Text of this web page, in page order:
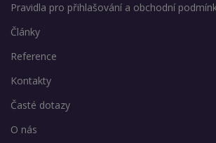
Pravidla pro přihlašování a obchodní
Články
Reference
Kontakty
Časté dotazy
O nás